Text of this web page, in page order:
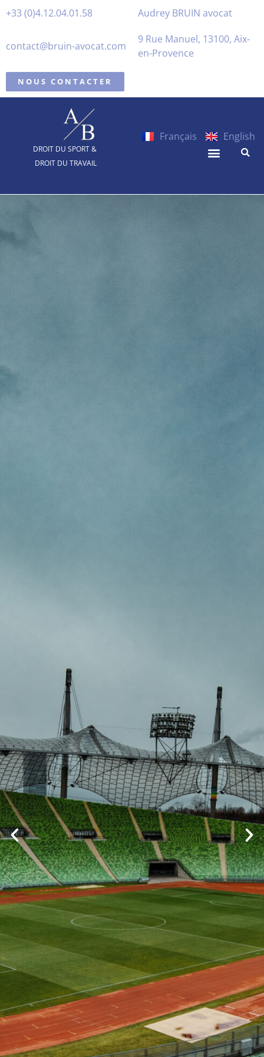
+33 (0)4.12.04.01.58 Audrey BRUIN avocat
contact@bruin-avocat.com
9 Rue Manuel, 13100, Aix-
en-Provence
NOUS CONTACTER
DROIT DU SPORT &
DROIT DU TRAVAIL
Français English